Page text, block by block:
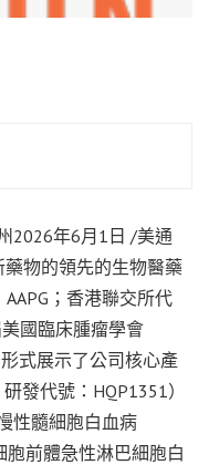
2026年6月1日 /美通
物的領先的生物醫藥
；香港聯交所代
國臨床腫瘤學會
形式展示了公司核心產
發代號：HQP1351）
性髓細胞白血病
胞前體急性淋巴細胞白